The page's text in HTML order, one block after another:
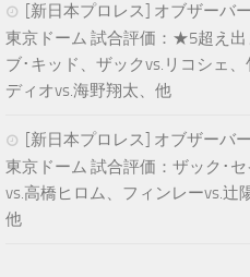
[新日本プロレス] オブザーバ
東京ドーム 試合評価：★5超え出
ブ･キッド、ザックvs.リコシェ
ディオvs.海野翔太、他
[新日本プロレス] オブザーバ
東京ドーム 試合評価：ザック･
vs.高橋ヒロム、フィンレーvs.辻
他